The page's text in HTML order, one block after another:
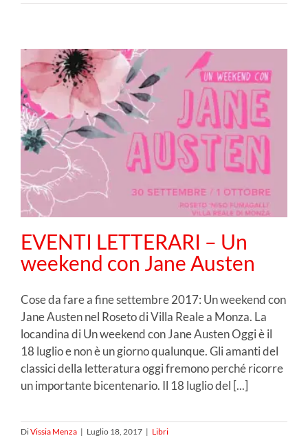
EVENTI LETTERARI – Un
weekend con Jane Austen
Cose da fare a fine settembre 2017: Un weekend con
Jane Austen nel Roseto di Villa Reale a Monza. La
locandina di Un weekend con Jane Austen Oggi è il
18 luglio e non è un giorno qualunque. Gli amanti del
classici della letteratura oggi fremono perché ricorre
un importante bicentenario. Il 18 luglio del [...]
DiVissia Menza | Luglio 18, 2017 | Libri